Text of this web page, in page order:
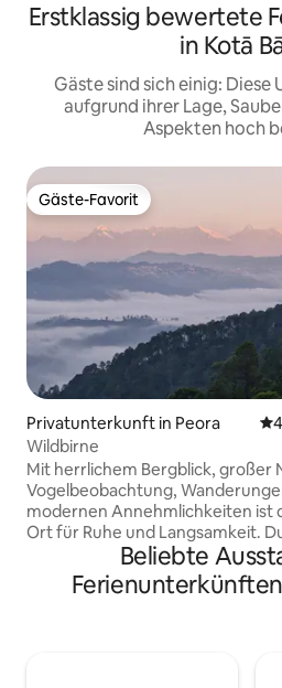
Erstklassig bewertete
in Kotā
Gäste sind sich einig:
aufgrund ihrer Lage,
Aspekten hoch
Gäste-Favorit
Gäste-Favorit
Privatunterkunft in Peora
Wildbirne
Mit herrlichem Bergblick, großer
Vogelbeobachtung,
modernen Annehmlichkeiten ist
Ort für Ruhe und Langsamkeit.
musst 10 Minuten zu Fuß gehen,
hierher zu gelangen. Es gibt einen
Aufstieg zurück. Lesen Sie an
Beliebte